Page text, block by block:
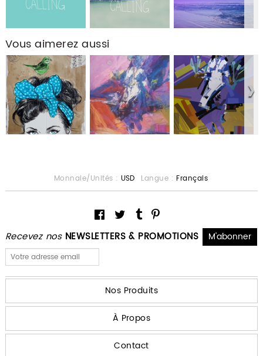
Vous aimerez aussi
Recevez nos NEWSLETTERS & PROMOTIONS
Monnaie/Unités : USD Langue : Français
Nos Produits
À Propos
Contact